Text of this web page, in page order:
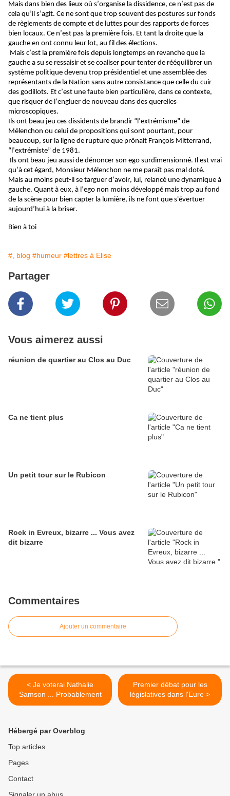
Mais dans bien des lieux où s’organise la dissidence, ce n’est pas de
cela qu’il s’agit. Ce ne sont que trop souvent des postures sur fonds
de règlements de compte et de luttes pour des rapports de forces
bien locaux. Ce n’est pas la première fois. Et tant la droite que la
gauche en ont connu leur lot, au fil des élections.
Mais c’est la première fois depuis longtemps en revanche que la
gauche a su se ressaisir et se coaliser pour tenter de rééquilibrer un
système politique devenu trop présidentiel et une assemblée des
représentants de la Nation sans autre consistance que celle du cuir
des godillots. Et c’est une faute bien particulière, dans ce contexte,
que risquer de l’engluer de nouveau dans des querelles
microscopiques.
Ils ont beau jeu ces dissidents de brandir “l’extrémisme” de
Mélenchon ou celui de propositions qui sont pourtant, pour
beaucoup, sur la ligne de rupture que prônait François Mitterrand,
“l’extrémiste” de 1981.
Ils ont beau jeu aussi de dénoncer son ego surdimensionné. Il est vrai
qu’à cet égard, Monsieur Mélenchon ne me paraît pas mal doté.
Mais au moins peut-il se targuer d’avoir, lui, relancé une dynamique à
gauche. Quant à eux, à l’ego non moins développé mais trop au fond
de la scène pour bien capter la lumière, ils ne font que s'évertuer
aujourd’hui à la briser.
Bien à toi
#, blog #humeur #lettres à Elise
Partager
Vous aimerez aussi
réunion de quartier au Clos au Duc
Ca ne tient plus
Un petit tour sur le Rubicon
Rock in Evreux, bizarre ... Vous avez
dit bizarre
Commentaires
Ajouter un commentaire
< Je voterai Nathalie
Samson ... Probablement
Premier débat pour les
législatives dans l'Eure >
Hébergé par Overblog
Top articles
Pages
Contact